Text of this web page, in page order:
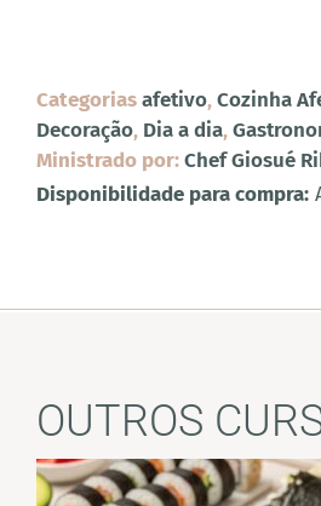
Categoriasafetivo,Cozinha
Decoração, Dia a dia,
Ministrado por:Chef Giosué
Disponibilidade para compra:
OUTROS